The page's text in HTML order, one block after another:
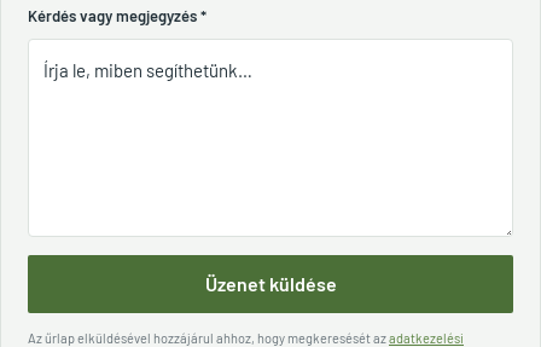
Kérdés vagy megjegyzés*
Üzenet küldése
Az űrlap elküldésével hozzájárul ahhoz, hogy megkeresését azadatkezelési